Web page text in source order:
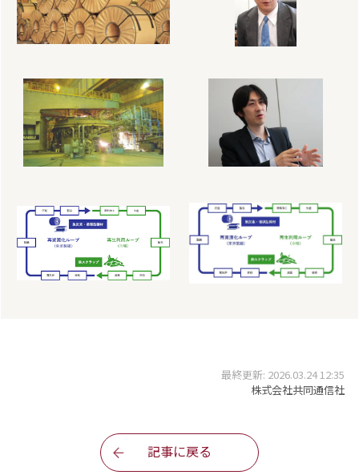
最終更新: 2026.03.24 12:35
株式会社共同通信社
記事に戻る